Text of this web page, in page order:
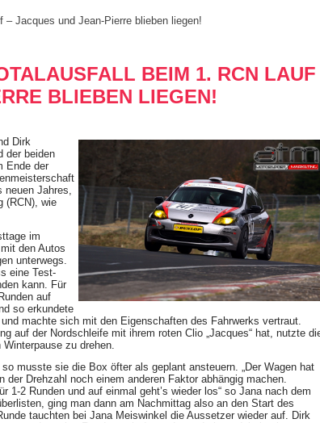
Jacques und Jean-Pierre blieben liegen!
BEIM 1. RCN LAUF
BLIEBEN LIEGEN!
Dirk
der beiden
Ende der
neuen Jahres,
(RCN), wie
im
den Autos
unterwegs.
eine Test-
kann. Für
auf
so erkundete
machte sich mit den Eigenschaften des Fahrwerks vertraut.
auf der Nordschleife mit ihrem roten Clio „Jacques“ hat, nutzte
zu drehen.
musste sie die Box öfter als geplant ansteuern. „Der Wagen hat
Drehzahl noch einem anderen Faktor abhängig machen.
1-2 Runden und auf einmal geht’s wieder los“ so Jana nach dem
ging man dann am Nachmittag also an den Start des
tauchten bei Jana Meiswinkel die Aussetzer wieder auf. Dirk